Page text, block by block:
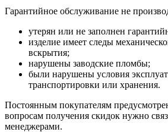
Гарантийное обслуживание не
утерян или не заполнен
изделие имеет следы
вскрытия;
нарушены заводские пломбы;
были нарушены условия
транспортировки или хранения.
Постоянным покупателям
вопросам получения скидок нужно
менеджерами.